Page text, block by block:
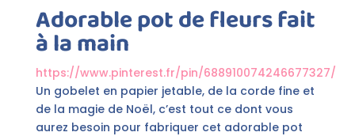
Adorable pot de fleurs fait
à la main
https://www.pinterest.fr/pin/688910074246677327/
Un gobelet en papier jetable, de la corde fine et
de la magie de Noël, c’est tout ce dont vous
aurez besoin pour fabriquer cet adorable pot